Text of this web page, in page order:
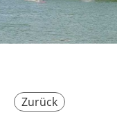
Zurück